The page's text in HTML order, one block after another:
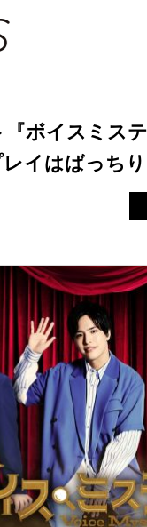
ボイスミス
イはばっち